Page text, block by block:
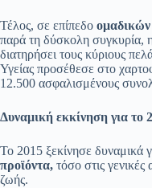
Τέλος, σε επίπεδο
παρά τη δύσκολη συγκυρία,
διατηρήσει τους κύριους
Υγείας προσέθεσε στο
12.500 ασφαλισμένους
Δυναμική εκκίνηση για το
Το 2015 ξεκίνησε δυναμικά
προϊόντα, τόσο στις γενικές
ζωής.